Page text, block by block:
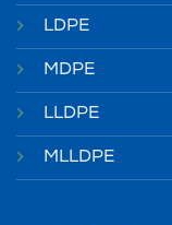
LDPE
MDPE
LLDPE
MLLDPE